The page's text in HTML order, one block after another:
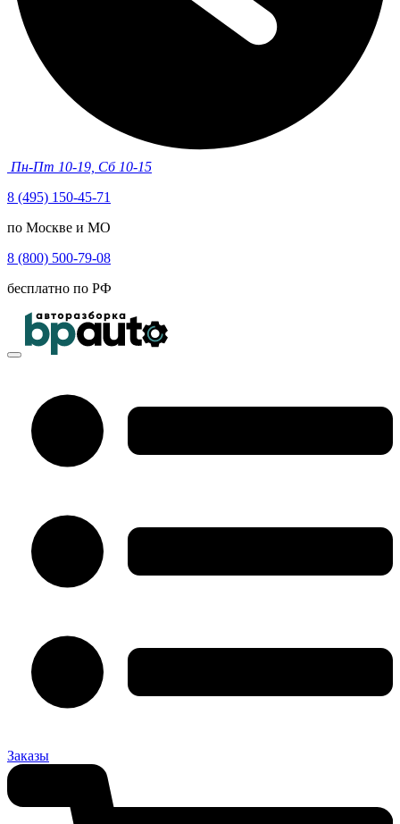
Пн-Пт 10-19, Сб 10-15
8 (495) 150-45-71
по Москве и МО
8 (800) 500-79-08
бесплатно по РФ
Заказы